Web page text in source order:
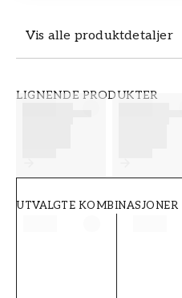
Vis alle produktdetaljer
LIGNENDE PRODUKTER
UTVALGTE KOMBINASJONER